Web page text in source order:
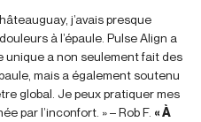
j’avais presque
à l’épaule. Pulse Align a
unique a non seulement fait des
mais a également soutenu
global. Je peux pratiquer mes
par l’inconfort. » – Rob F. « À